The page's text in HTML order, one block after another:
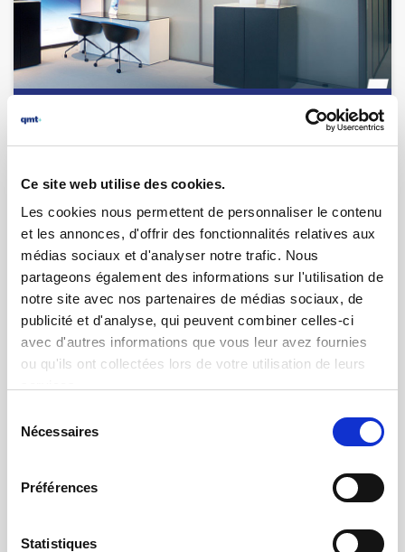
Ce site web utilise des cookies.
Les cookies nous permettent de personnaliser le contenu
et les annonces, d'offrir des fonctionnalités relatives aux
médias sociaux et d'analyser notre trafic. Nous
partageons également des informations sur l'utilisation de
notre site avec nos partenaires de médias sociaux, de
publicité et d'analyse, qui peuvent combiner celles-ci
avec d'autres informations que vous leur avez fournies
ou qu'ils ont collectées lors de votre utilisation de leurs
Nécessaires
Préférences
Statistiques
Inauguration des nouveaux locaux